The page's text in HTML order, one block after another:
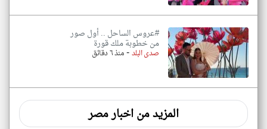
#عروس الساحل .. أول صور
من خطوبة ملك قورة
صدى البلد-منذ ٦ دقائق
المزيد من اخبار مصر